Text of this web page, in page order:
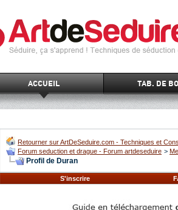
ACCUEIL TAB. DE
Retourner sur ArtDeSeduire.com - Techniques et
Forum seduction et drague - Forum artdeseduire >
Profil de Duran
S'inscrire